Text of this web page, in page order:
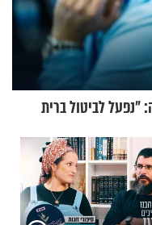
״נפעל לביטול ברית